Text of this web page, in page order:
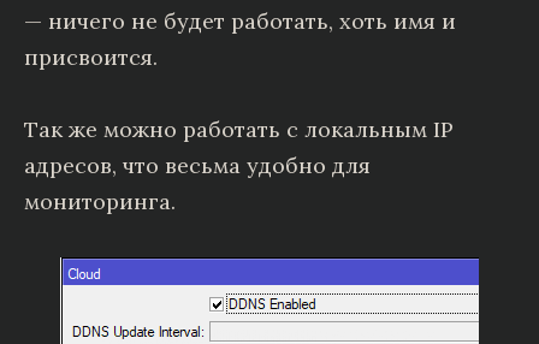
— ничего не будет работать, хоть имя и
присвоится.
Так же можно работать с локальным IP
адресов, что весьма удобно для
мониторинга.